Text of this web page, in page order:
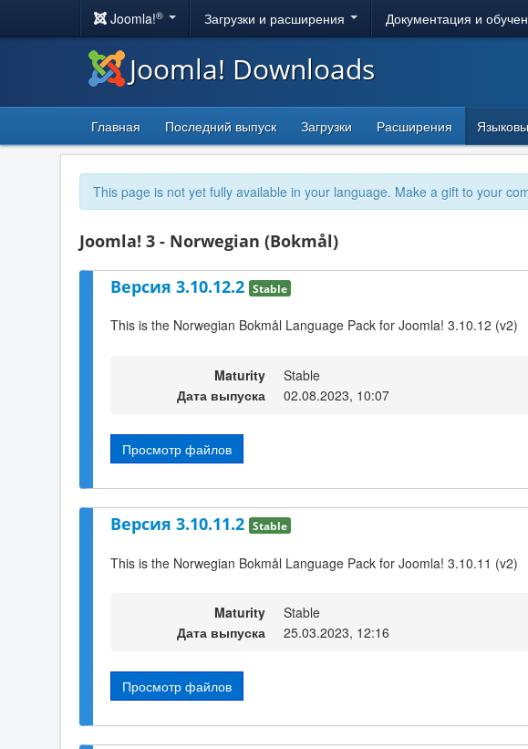
Joomla!® Загрузки и расширения Документация и
Joomla! Downloads
Главная Последний выпуск Загрузки Расширения
This page is not yet fully available in your language. Make a gift to your
Joomla! 3 - Norwegian (Bokmål)
Версия 3.10.12.2 Stable
This is the Norwegian Bokmål Language Pack for Joomla! 3.10.12 (v2)
Maturity
Stable
Дата выпуска
02.08.2023, 10:07
Просмотр файлов
Версия 3.10.11.2 Stable
This is the Norwegian Bokmål Language Pack for Joomla! 3.10.11 (v2)
Maturity
Stable
Дата выпуска
25.03.2023, 12:16
Просмотр файлов